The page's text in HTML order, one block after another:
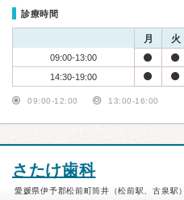
診療時間
月 火
09:00-13:00
14:30-19:00
09:00-12:00 13:00-16:00
さたけ歯科
愛媛県伊予郡松前町筒井（松前駅、古泉駅）